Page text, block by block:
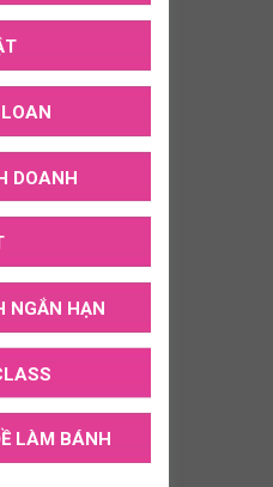
DOANH
NGẮN HẠN
LÀM BÁNH